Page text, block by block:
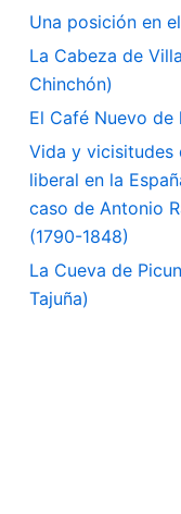
Una posición en
La Cabeza de
Chinchón)
El Café Nuevo de
Vida y vicisitudes
liberal en la
caso de Antonio
(1790-1848)
La Cueva de
Tajuña)